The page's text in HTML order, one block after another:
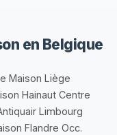
en Belgique
Maison Liège
Hainaut Centre
Limbourg
Flandre Occ.